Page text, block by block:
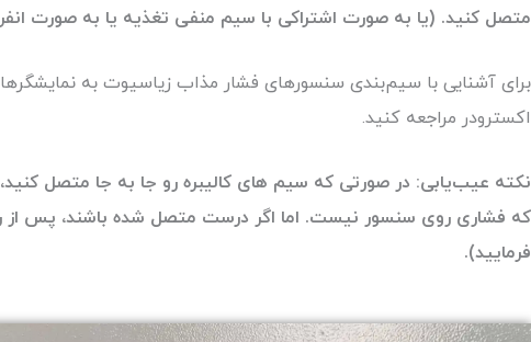
متصل کنید. (یا به صورت اشتراکی با سیم منفی تغذیه یا به صورت
اکسترودر مراجعه کنید.
نکته عیب‌یابی: در صورتی که سیم های کالیبره رو جا به جا متصل
فرمایید).